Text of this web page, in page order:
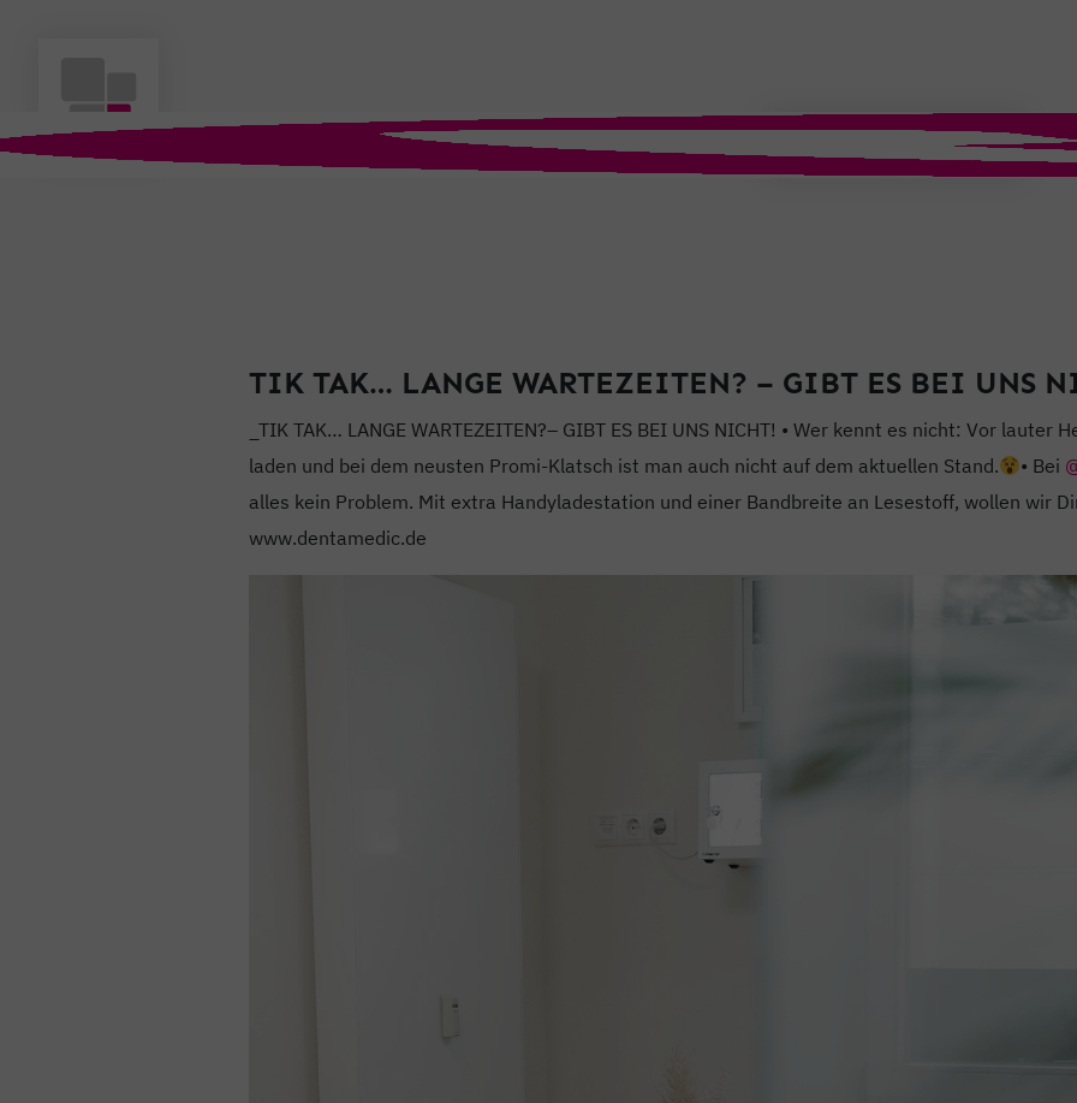
TIK TAK… LANGE WARTEZEITEN? – GIBT ES BEI UNS
_TIK TAK… LANGE WARTEZEITEN?– GIBT ES BEI UNS NICHT! • Wer kennt es nicht: Vor lauter
laden und bei dem neusten Promi-Klatsch ist man auch nicht auf dem aktuellen Stand.
• Bei
alles kein Problem. Mit extra Handyladestation und einer Bandbreite an Lesestoff, wollen wir
www.dentamedic.de